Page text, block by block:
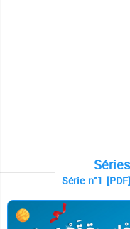
Série n°1